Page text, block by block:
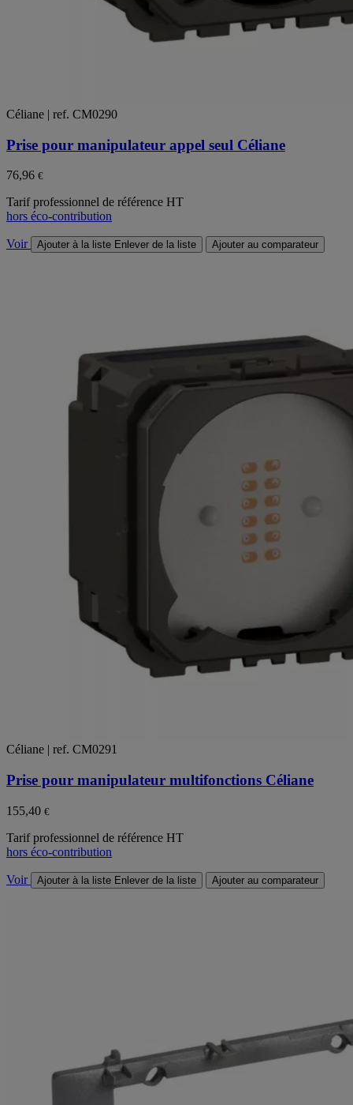
Céliane | ref. CM0290
Prise pour manipulateur appel seul Céliane
76,96 €
Tarif professionnel de référence HT
hors éco-contribution
Voir Ajouter à la liste Enlever de la liste Ajouter au comparateur
Céliane | ref. CM0291
Prise pour manipulateur multifonctions Céliane
155,40 €
Tarif professionnel de référence HT
hors éco-contribution
Voir Ajouter à la liste Enlever de la liste Ajouter au comparateur